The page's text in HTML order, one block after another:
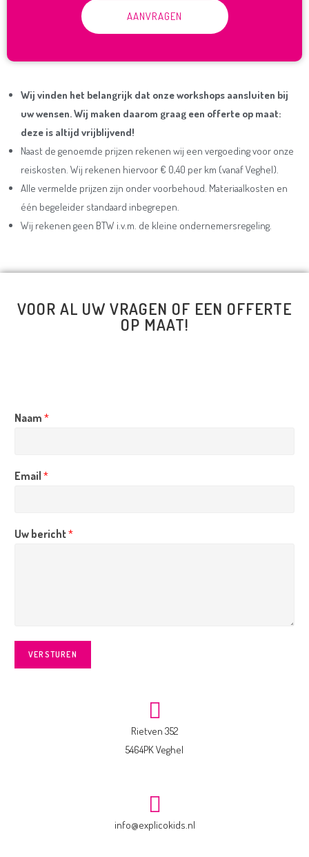
AANVRAGEN
Wij vinden het belangrijk dat onze workshops aansluiten bij
uw wensen. Wij maken daarom graag een offerte op maat:
deze is altijd vrijblijvend!
Naast de genoemde prijzen rekenen wij een vergoeding voor onze
reiskosten. Wij rekenen hiervoor € 0,40 per km (vanaf Veghel).
Alle vermelde prijzen zijn onder voorbehoud. Materiaalkosten en
één begeleider standaard inbegrepen.
Wij rekenen geen BTW i.v.m. de kleine ondernemersregeling.
VOOR AL UW VRAGEN OF EEN OFFERTE
OP MAAT!
Naam *
Email *
Uw bericht*
VERSTUREN
Rietven 352
5464PK Veghel
info@explicokids.nl